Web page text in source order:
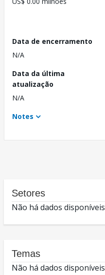
Data de encerramento
N/A
Data da última
atualização
N/A
Notes
Setores
Não há dados disponíveis
Temas
Não há dados disponíveis